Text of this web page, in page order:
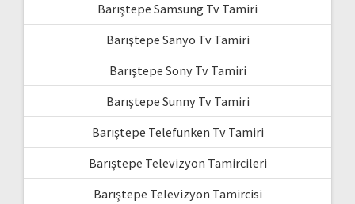
Barıştepe Samsung Tv Tamiri
Barıştepe Sanyo Tv Tamiri
Barıştepe Sony Tv Tamiri
Barıştepe Sunny Tv Tamiri
Barıştepe Telefunken Tv Tamiri
Barıştepe Televizyon Tamircileri
Barıştepe Televizyon Tamircisi